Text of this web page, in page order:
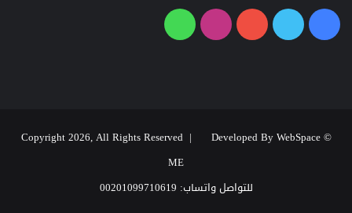
فيسبوك
تويتر يوتيوبانستقرامواتساب
© Copyright 2026, All Rights Reserved |
Developed By WebSpace
ME
للتواصل واتساب: 00201099710619